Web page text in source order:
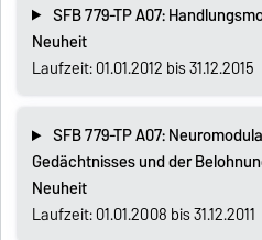
SFB 779-TP A07:
Neuheit
Laufzeit: 01.01.2012 bis 31.12.2015
SFB 779-TP A07:
Gedächtnisses und der
Neuheit
Laufzeit: 01.01.2008 bis 31.12.2011